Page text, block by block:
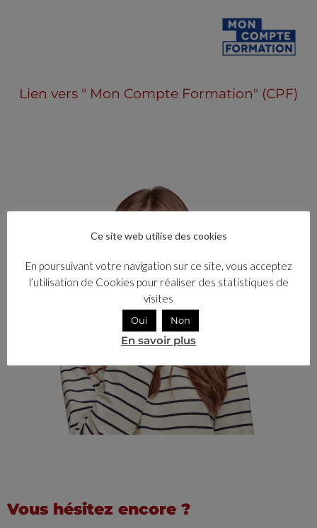
Lien vers " Mon Compte Formation" (CPF)
Vous hésitez encore ?
Ce site web utilise des cookies
En poursuivant votre navigation sur ce site, vous acceptez
l’utilisation de Cookies pour réaliser des statistiques de
visites
Oui Non
En savoir plus